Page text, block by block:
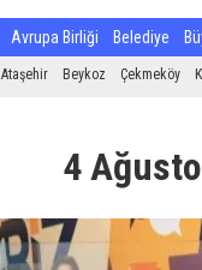
Avrupa Birliği Belediye
Ataşehir Beykoz Çekmeköy
4